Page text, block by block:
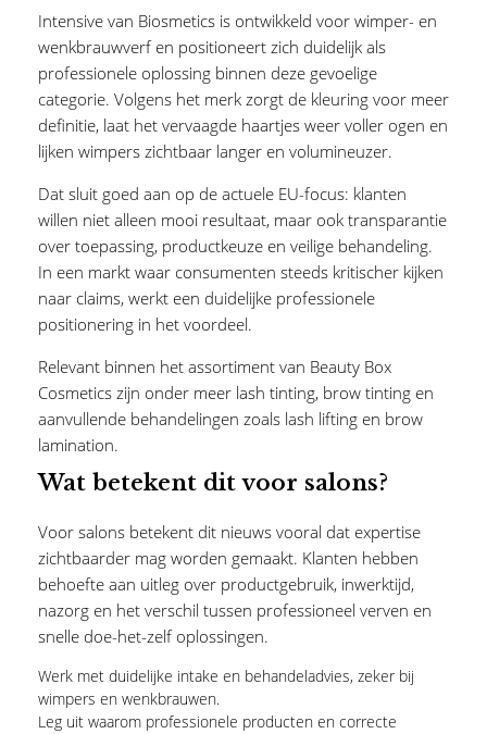
Intensive van Biosmetics is ontwikkeld voor wimper- en
wenkbrauwverf en positioneert zich duidelijk als
professionele oplossing binnen deze gevoelige
categorie. Volgens het merk zorgt de kleuring voor meer
definitie, laat het vervaagde haartjes weer voller ogen en
lijken wimpers zichtbaar langer en volumineuzer.
Dat sluit goed aan op de actuele EU-focus: klanten
willen niet alleen mooi resultaat, maar ook transparantie
over toepassing, productkeuze en veilige behandeling.
In een markt waar consumenten steeds kritischer kijken
naar claims, werkt een duidelijke professionele
positionering in het voordeel.
Relevant binnen het assortiment van Beauty Box
Cosmetics zijn onder meer lash tinting, brow tinting en
aanvullende behandelingen zoals lash lifting en brow
lamination.
Wat betekent dit voor salons?
Voor salons betekent dit nieuws vooral dat expertise
zichtbaarder mag worden gemaakt. Klanten hebben
behoefte aan uitleg over productgebruik, inwerktijd,
nazorg en het verschil tussen professioneel verven en
snelle doe-het-zelf oplossingen.
Werk met duidelijke intake en behandeladvies, zeker bij
wimpers en wenkbrauwen.
Leg uit waarom professionele producten en correcte